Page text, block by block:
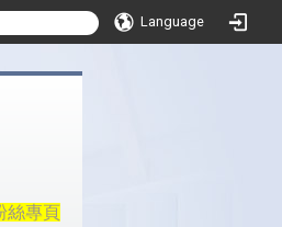
Language
絲專頁